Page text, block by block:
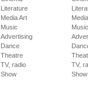
Literature
Media Art
Music
Advertising
Dance
Theatre
TV, radio
Show
Music
TV,
Show